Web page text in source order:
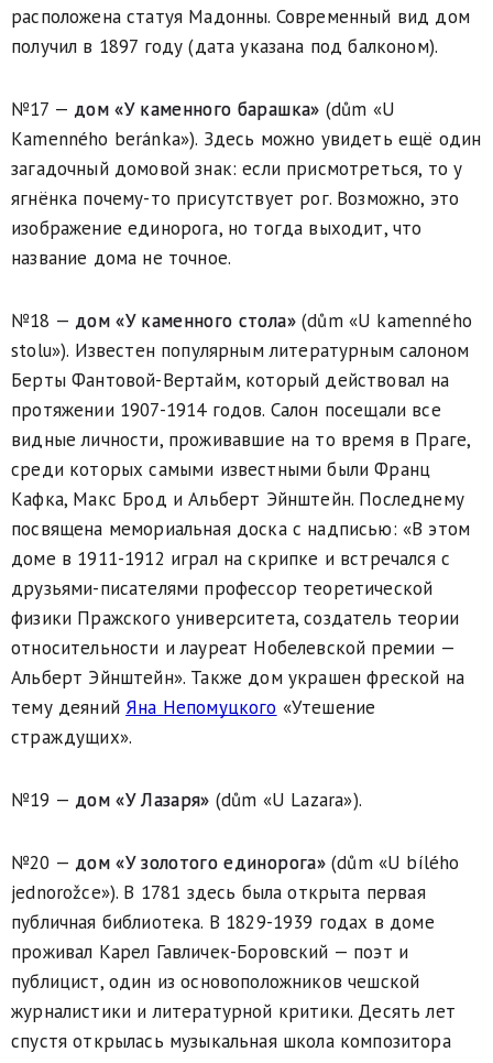
расположена статуя Мадонны. Современный вид дом
получил в 1897 году (дата указана под балконом).
№17 — дом «У каменного барашка» (dům «U
Kamenného beránka»). Здесь можно увидеть ещё один
загадочный домовой знак: если присмотреться, то у
ягнёнка почему-то присутствует рог. Возможно, это
изображение единорога, но тогда выходит, что
название дома не точное.
№18 — дом «У каменного стола»(dům «U kamenného
stolu»). Известен популярным литературным салоном
Берты Фантовой-Вертайм, который действовал на
протяжении 1907-1914 годов. Салон посещали все
видные личности, проживавшие на то время в Праге,
среди которых самыми известными были Франц
Кафка, Макс Брод и Альберт Эйнштейн. Последнему
посвящена мемориальная доска с надписью: «В этом
доме в 1911-1912 играл на скрипке и встречался с
друзьями-писателями профессор теоретической
физики Пражского университета, создатель теории
относительности и лауреат Нобелевской премии —
Альберт Эйнштейн». Также дом украшен фреской на
тему деяний Яна Непомуцкого «Утешение
страждущих».
№19 — дом «У Лазаря» (dům «U Lazara»).
№20 — дом «У золотого единорога»(dům «U bílého
jednorožce»). В 1781 здесь была открыта первая
публичная библиотека. В 1829-1939 годах в доме
проживал Карел Гавличек-Боровский — поэт и
публицист, один из основоположников чешской
журналистики и литературной критики. Десять лет
спустя открылась музыкальная школа композитора